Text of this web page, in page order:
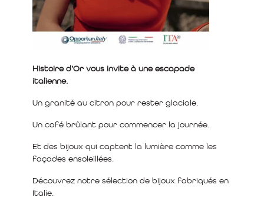
Histoire d’Or vous invite à une escapade
italienne.
Un granité au citron pour rester glaciale.
Un café brûlant pour commencer la journée.
Et des bijoux qui captent la lumière comme les
façades ensoleillées.
Découvrez notre sélection de bijoux fabriqués en
Italie.